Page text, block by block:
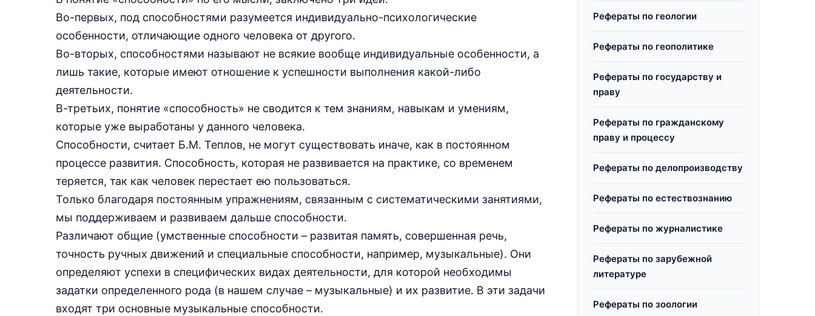
Во-первых, под способностями разумеется индивидуально-психологические
особенности, отличающие одного человека от другого.
Во-вторых, способностями называют не всякие вообще индивидуальные особенности, а
лишь такие, которые имеют отношение к успешности выполнения какой-либо
деятельности.
В-третьих, понятие «способность» не сводится к тем знаниям, навыкам и умениям,
которые уже выработаны у данного человека.
Способности, считает Б.М. Теплов, не могут существовать иначе, как в постоянном
процессе развития. Способность, которая не развивается на практике, со временем
теряется, так как человек перестает ею пользоваться.
Только благодаря постоянным упражнениям, связанным с систематическими занятиями,
мы поддерживаем и развиваем дальше способности.
Различают общие (умственные способности – развитая память, совершенная речь,
точность ручных движений и специальные способности, например, музыкальные). Они
определяют успехи в специфических видах деятельности, для которой необходимы
задатки определенного рода (в нашем случае – музыкальные) и их развитие. В эти задачи
входят три основные музыкальные способности.
Рефераты по геологии
Рефераты по геополитике
Рефераты по государству и
праву
Рефераты по гражданскому
праву и процессу
Рефераты по делопроизводству
Рефераты по естествознанию
Рефераты по журналистике
Рефераты по зарубежной
литературе
Рефераты по зоологии